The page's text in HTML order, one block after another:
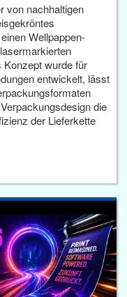
von nachhaltigen
Wellpappen-
wurde für
entwickelt, lässt
die
der Lieferkette